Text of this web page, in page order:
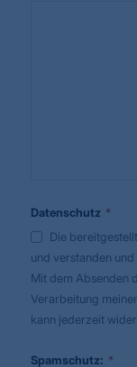
Your
Website *
Datenschutz *
Die
und verstanden
Mit dem Absenden
Verarbeitung
kann jederzeit
Spamschutz: *